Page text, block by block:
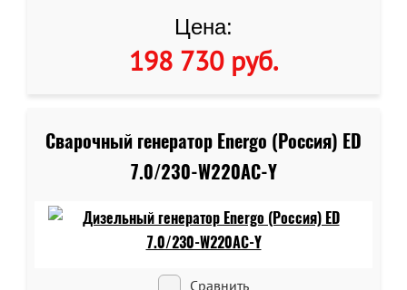
Цена:
198 730 руб.
Сварочный генератор Energo (Россия) ED
7.0/230-W220AC-Y
Сравнить